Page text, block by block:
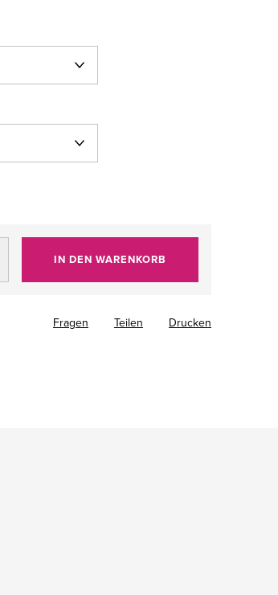
IN DEN WARENKORB
Drucken
Fragen Teilen